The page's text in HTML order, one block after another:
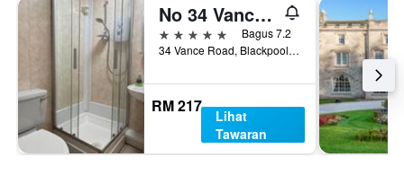
No 34 Vance Road
5 bintang
Bagus 7.2
34 Vance Road, Blackpool, United Kingdom
RM 217
Lihat
Tawaran